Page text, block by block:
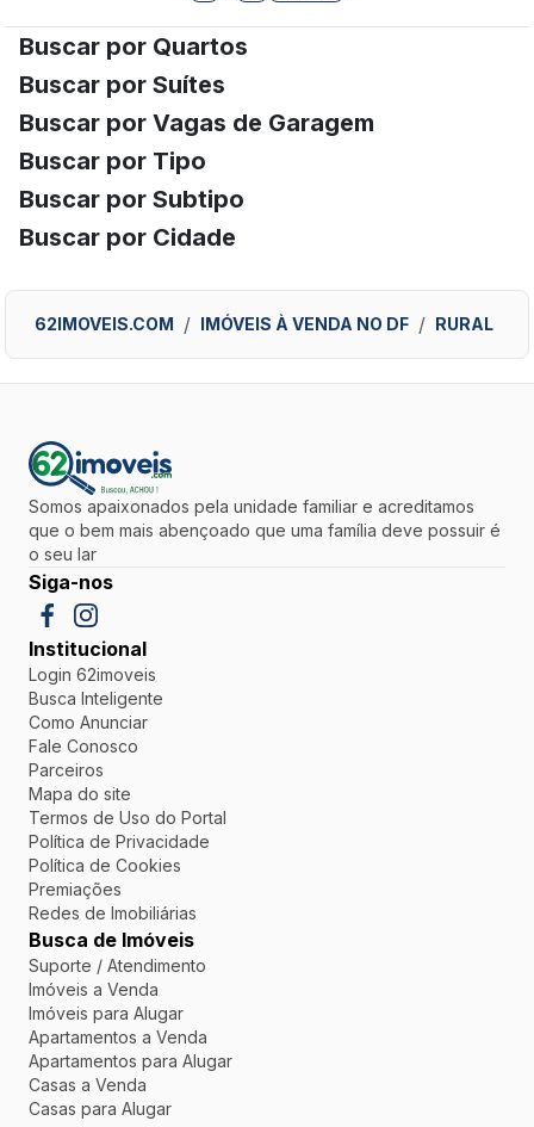
Buscar por Quartos
Buscar por Suítes
Buscar por Vagas de Garagem
Buscar por Tipo
Buscar por Subtipo
Buscar por Cidade
62IMOVEIS.COM IMÓVEIS À VENDA NO DF RURAL
Somos apaixonados pela unidade familiar e acreditamos
que o bem mais abençoado que uma família deve possuir é
o seu lar
Siga-nos
Institucional
Login 62imoveis
Busca Inteligente
Como Anunciar
Fale Conosco
Parceiros
Mapa do site
Termos de Uso do Portal
Política de Privacidade
Política de Cookies
Premiações
Redes de Imobiliárias
Busca de Imóveis
Suporte / Atendimento
Imóveis a Venda
Imóveis para Alugar
Apartamentos a Venda
Apartamentos para Alugar
Casas a Venda
Casas para Alugar